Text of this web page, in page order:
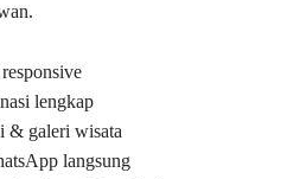
lengkap
& galeri wisata
langsung